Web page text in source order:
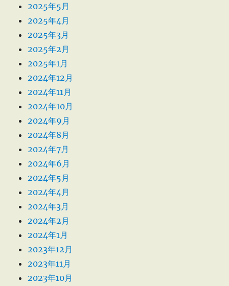
2025年5月
2025年4月
2025年3月
2025年2月
2025年1月
2024年12月
2024年11月
2024年10月
2024年9月
2024年8月
2024年7月
2024年6月
2024年5月
2024年4月
2024年3月
2024年2月
2024年1月
2023年12月
2023年11月
2023年10月